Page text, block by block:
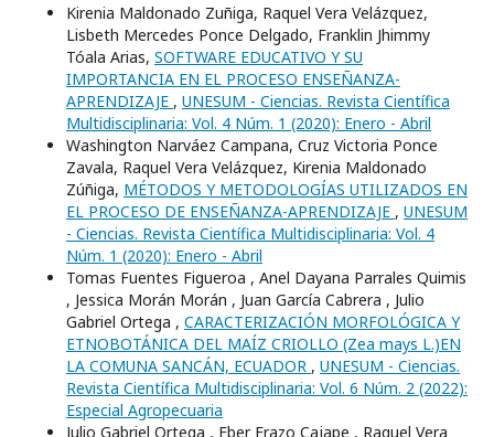
Kirenia Maldonado Zuñiga, Raquel Vera Velázquez,
Lisbeth Mercedes Ponce Delgado, Franklin Jhimmy
Tóala Arias, SOFTWARE EDUCATIVO Y SU
IMPORTANCIA EN EL PROCESO ENSEÑANZA-
APRENDIZAJE , UNESUM - Ciencias. Revista Científica
Multidisciplinaria: Vol. 4 Núm. 1 (2020): Enero - Abril
Washington Narváez Campana, Cruz Victoria Ponce
Zavala, Raquel Vera Velázquez, Kirenia Maldonado
Zúñiga, MÉTODOS Y METODOLOGÍAS UTILIZADOS EN
EL PROCESO DE ENSEÑANZA-APRENDIZAJE , UNESUM
- Ciencias. Revista Científica Multidisciplinaria: Vol. 4
Núm. 1 (2020): Enero - Abril
Tomas Fuentes Figueroa , Anel Dayana Parrales Quimis
, Jessica Morán Morán , Juan Garcí­a Cabrera , Julio
Gabriel Ortega , CARACTERIZACIÓN MORFOLÓGICA Y
ETNOBOTÁNICA DEL MAÍZ CRIOLLO (Zea mays L.)EN
LA COMUNA SANCÁN, ECUADOR , UNESUM - Ciencias.
Revista Científica Multidisciplinaria: Vol. 6 Núm. 2 (2022):
Especial Agropecuaria
Julio Gabriel Ortega , Eber Erazo Cajape , Raquel Vera